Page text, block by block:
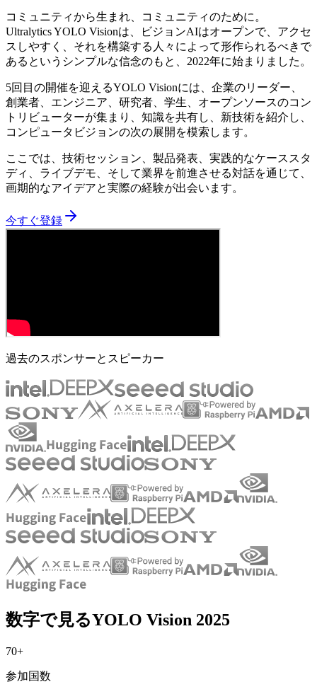
コミュニティから生まれ、コミュニティのために。
Ultralytics YOLO Visionは、ビジョンAIはオープンで、アクセ
スしやすく、それを構築する人々によって形作られるべきで
あるというシンプルな信念のもと、2022年に始まりました。
5回目の開催を迎えるYOLO Visionには、企業のリーダー、
創業者、エンジニア、研究者、学生、オープンソースのコン
トリビューターが集まり、知識を共有し、新技術を紹介し、
コンピュータビジョンの次の展開を模索します。
ここでは、技術セッション、製品発表、実践的なケーススタ
ディ、ライブデモ、そして業界を前進させる対話を通じて、
画期的なアイデアと実際の経験が出会います。
今すぐ登録
過去のスポンサーとスピーカー
数字で見るYOLO Vision 2025
70+
参加国数